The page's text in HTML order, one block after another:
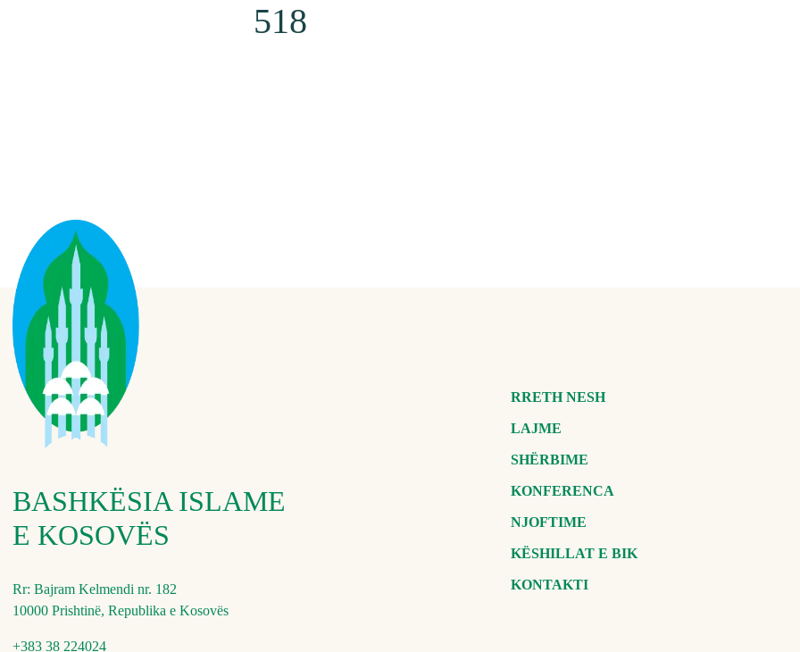
518
BASHKËSIA ISLAME
E KOSOVËS
Rr: Bajram Kelmendi nr. 182
10000 Prishtinë, Republika e Kosovës
+383 38 224024
RRETH NESH
LAJME
SHËRBIME
KONFERENCA
NJOFTIME
KËSHILLAT E BIK
KONTAKTI